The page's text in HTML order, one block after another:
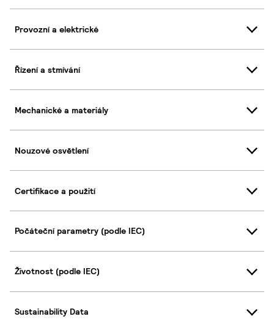
Provozní a elektrické
Řízení a stmívání
Mechanické a materiály
Nouzové osvětlení
Certifikace a použití
Počáteční parametry (podle IEC)
Životnost (podle IEC)
Sustainability Data